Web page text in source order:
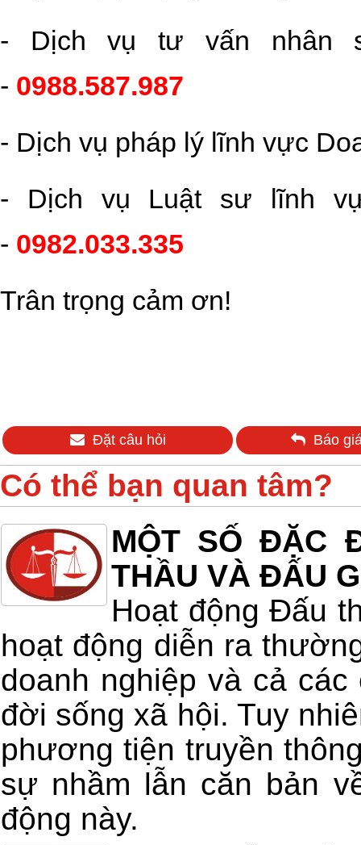
- Dịch vụ tư vấn nhân
- 0988.587.987
- Dịch vụ pháp lý lĩnh vực
- Dịch vụ Luật sư lĩnh
- 0982.033.335
Trân trọng cảm ơn!
Đặt câu hỏi Báo
Có thể bạn quan tâm?
MỘT SỐ ĐẶC
THẦU VÀ ĐẤU
Hoạt động Đấu
hoạt động diễn ra
doanh nghiệp và cả
đời sống xã hội. Tuy
phương tiện truyền
sự nhầm lẫn căn bản
động này.